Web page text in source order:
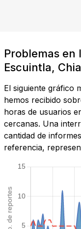
Problemas en
Escuintla,
El siguiente gráfico
hemos recibido
horas de usuarios
cercanas. Una
cantidad de
referencia,